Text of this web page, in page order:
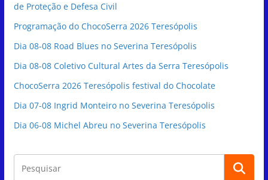
de Proteção e Defesa Civil
Programação do ChocoSerra 2026 Teresópolis
Dia 08-08 Road Blues no Severina Teresópolis
Dia 08-08 Coletivo Cultural Artes da Serra Teresópolis
ChocoSerra 2026 Teresópolis festival do Chocolate
Dia 07-08 Ingrid Monteiro no Severina Teresópolis
Dia 06-08 Michel Abreu no Severina Teresópolis